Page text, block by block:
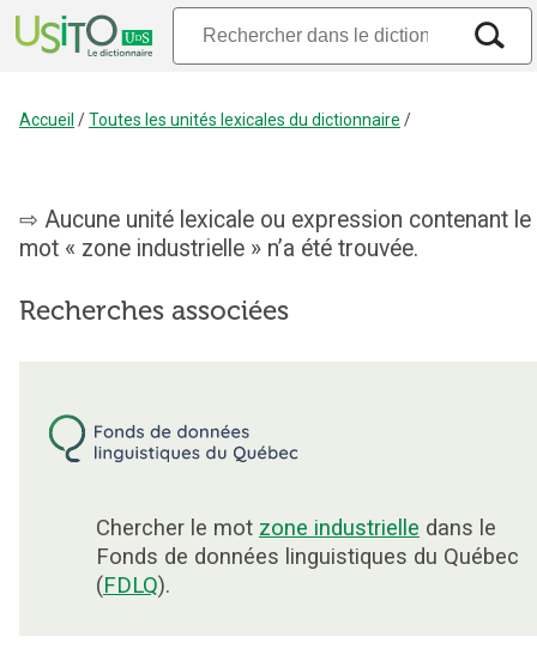
Accueil /Toutes les unités lexicales du dictionnaire /
Aucune unité lexicale ou expression contenant le
mot « zone industrielle » n’a été trouvée.
Recherches associées
Chercher le mot zone industrielle dans le
Fonds de données linguistiques du Québec
(FDLQ).